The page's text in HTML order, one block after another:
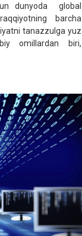
dunyoda global
barcha
tanazzulga yuz
omillardan biri,